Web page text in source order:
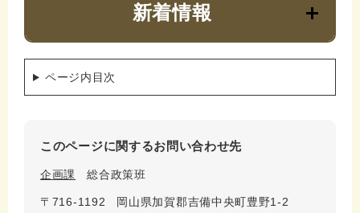
新着情報
ページ内目次
このページに関するお問い合わせ先
企画課 総合政策班
〒716-1192
岡山県加賀郡吉備中央町豊野1-2